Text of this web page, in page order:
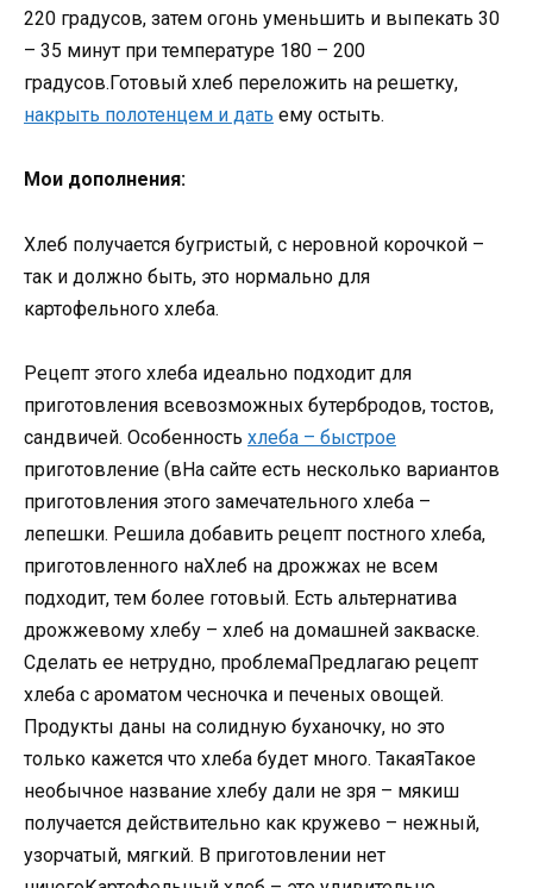
220 градусов, затем огонь уменьшить и выпекать 30
– 35 минут при температуре 180 – 200
градусов.Готовый хлеб переложить на решетку,
накрыть полотенцем и дать ему остыть.
Мои дополнения:
Хлеб получается бугристый, с неровной корочкой –
так и должно быть, это нормально для
картофельного хлеба.
Рецепт этого хлеба идеально подходит для
приготовления всевозможных бутербродов, тостов,
сандвичей. Особенность хлеба – быстрое
приготовление (вНа сайте есть несколько вариантов
приготовления этого замечательного хлеба –
лепешки. Решила добавить рецепт постного хлеба,
приготовленного наХлеб на дрожжах не всем
подходит, тем более готовый. Есть альтернатива
дрожжевому хлебу – хлеб на домашней закваске.
Сделать ее нетрудно, проблемаПредлагаю рецепт
хлеба с ароматом чесночка и печеных овощей.
Продукты даны на солидную буханочку, но это
только кажется что хлеба будет много. ТакаяТакое
необычное название хлебу дали не зря – мякиш
получается действительно как кружево – нежный,
узорчатый, мягкий. В приготовлении нет